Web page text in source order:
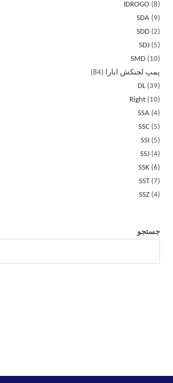
IDROGO
8
SDA
9
SDD 2
SDJ
5
SMD
10
پمپ لجنکش ابارا
84
DL 39
Right
10
SSA 4
SSC
5
SSI
5
SSJ 4
SSK 6
SST 7
SSZ 4
جستجو